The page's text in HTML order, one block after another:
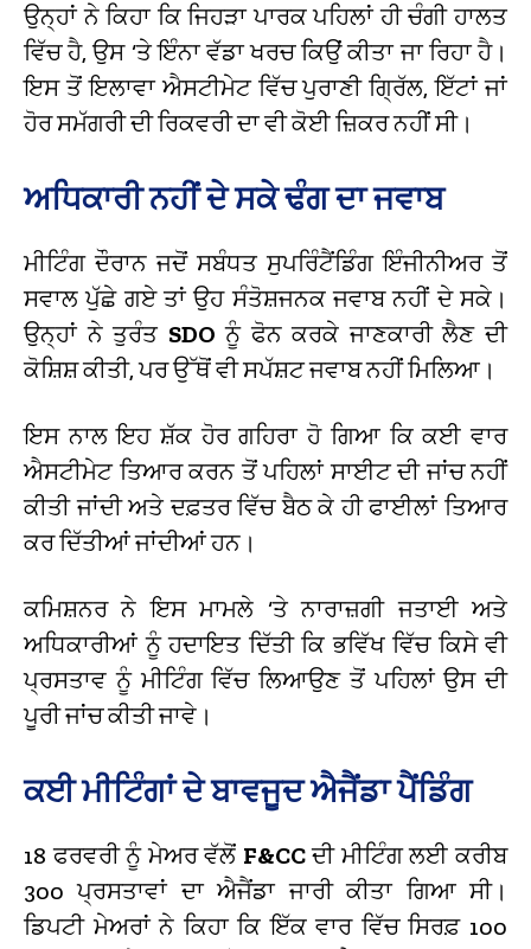
ਉਨ੍ਹਾਂ ਨੇ ਕਿਹਾ ਕਿ ਜਿਹੜਾ ਪਾਰਕ ਪਹਿਲਾਂ ਹੀ ਚੰਗੀ ਹਾਲਤ
ਵਿੱਚ ਹੈ, ਉਸ ‘ਤੇ ਇੰਨਾ ਵੱਡਾ ਖਰਚ ਕਿਉਂ ਕੀਤਾ ਜਾ ਰਿਹਾ ਹੈ।
ਇਸ ਤੋਂ ਇਲਾਵਾ ਐਸਟੀਮੇਟ ਵਿੱਚ ਪੁਰਾਣੀ ਗ੍ਰਿੱਲ, ਇੱਟਾਂ ਜਾਂ
ਹੋਰ ਸਮੱਗਰੀ ਦੀ ਰਿਕਵਰੀ ਦਾ ਵੀ ਕੋਈ ਜ਼ਿਕਰ ਨਹੀਂ ਸੀ।
ਅਧਿਕਾਰੀ ਨਹੀਂ ਦੇ ਸਕੇ ਢੰਗ ਦਾ ਜਵਾਬ
ਮੀਟਿੰਗ ਦੌਰਾਨ ਜਦੋਂ ਸਬੰਧਤ ਸੁਪਰਿੰਟੈਂਡਿੰਗ ਇੰਜੀਨੀਅਰ ਤੋਂ
ਸਵਾਲ ਪੁੱਛੇ ਗਏ ਤਾਂ ਉਹ ਸੰਤੋਸ਼ਜਨਕ ਜਵਾਬ ਨਹੀਂ ਦੇ ਸਕੇ।
ਉਨ੍ਹਾਂ ਨੇ ਤੁਰੰਤ SDO ਨੂੰ ਫੋਨ ਕਰਕੇ ਜਾਣਕਾਰੀ ਲੈਣ ਦੀ
ਕੋਸ਼ਿਸ਼ ਕੀਤੀ, ਪਰ ਉੱਥੋਂ ਵੀ ਸਪੱਸ਼ਟ ਜਵਾਬ ਨਹੀਂ ਮਿਲਿਆ।
ਇਸ ਨਾਲ ਇਹ ਸ਼ੱਕ ਹੋਰ ਗਹਿਰਾ ਹੋ ਗਿਆ ਕਿ ਕਈ ਵਾਰ
ਐਸਟੀਮੇਟ ਤਿਆਰ ਕਰਨ ਤੋਂ ਪਹਿਲਾਂ ਸਾਈਟ ਦੀ ਜਾਂਚ ਨਹੀਂ
ਕੀਤੀ ਜਾਂਦੀ ਅਤੇ ਦਫ਼ਤਰ ਵਿੱਚ ਬੈਠ ਕੇ ਹੀ ਫਾਈਲਾਂ ਤਿਆਰ
ਕਰ ਦਿੱਤੀਆਂ ਜਾਂਦੀਆਂ ਹਨ।
ਕਮਿਸ਼ਨਰ ਨੇ ਇਸ ਮਾਮਲੇ ‘ਤੇ ਨਾਰਾਜ਼ਗੀ ਜਤਾਈ ਅਤੇ
ਅਧਿਕਾਰੀਆਂ ਨੂੰ ਹਦਾਇਤ ਦਿੱਤੀ ਕਿ ਭਵਿੱਖ ਵਿੱਚ ਕਿਸੇ ਵੀ
ਪ੍ਰਸਤਾਵ ਨੂੰ ਮੀਟਿੰਗ ਵਿੱਚ ਲਿਆਉਣ ਤੋਂ ਪਹਿਲਾਂ ਉਸ ਦੀ
ਪੂਰੀ ਜਾਂਚ ਕੀਤੀ ਜਾਵੇ।
ਕਈ ਮੀਟਿੰਗਾਂ ਦੇ ਬਾਵਜੂਦ ਐਜੈਂਡਾ ਪੈਂਡਿੰਗ
18 ਫਰਵਰੀ ਨੂੰ ਮੇਅਰ ਵੱਲੋਂ F&CCਦੀ ਮੀਟਿੰਗ ਲਈ ਕਰੀਬ
300 ਪ੍ਰਸਤਾਵਾਂ ਦਾ ਐਜੈਂਡਾ ਜਾਰੀ ਕੀਤਾ ਗਿਆ ਸੀ।
ਡਿਪਟੀ ਮੇਅਰਾਂ ਨੇ ਕਿਹਾ ਕਿ ਇੱਕ ਵਾਰ ਵਿੱਚ ਸਿਰਫ਼ 100